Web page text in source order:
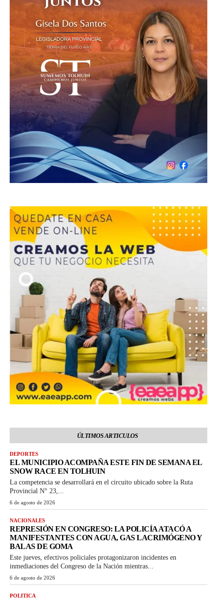
ÚLTIMOS ARTICULOS
DEPORTES
EL MUNICIPIO ACOMPAÑA ESTE FIN DE SEMANA EL
SNOW RACE EN TOLHUIN
La competencia se desarrollará en el circuito ubicado sobre la Ruta
Provincial N° 23,...
6 de agosto de 2026
NACIONALES
REPRESIÓN EN CONGRESO: LA POLICÍA ATACÓ A
MANIFESTANTES CON AGUA, GAS LACRIMÓGENO Y
BALAS DE GOMA
Este jueves, efectivos policiales protagonizaron incidentes en
inmediaciones del Congreso de la Nación mientras...
6 de agosto de 2026
POLITICA